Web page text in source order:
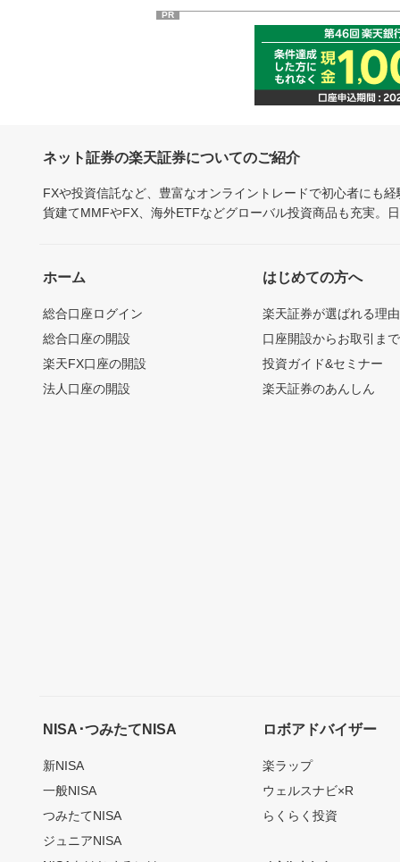
PR
ネット証券の楽天証券についてのご紹介
FXや投資信託など、豊富なオンライントレードで初心者にも
貨建てMMFやFX、海外ETFなどグローバル投資商品も充実。
ホーム
総合口座ログイン
総合口座の開設
楽天FX口座の開設
法人口座の開設
はじめての方へ
楽天証券が選ばれる理由
口座開設からお取引ま
投資ガイド&セミナー
楽天証券のあんしん
NISA･つみたてNISA
新NISA
一般NISA
つみたてNISA
ジュニアNISA
ロボアドバイザー
楽ラップ
ウェルスナビ×R
らくらく投資